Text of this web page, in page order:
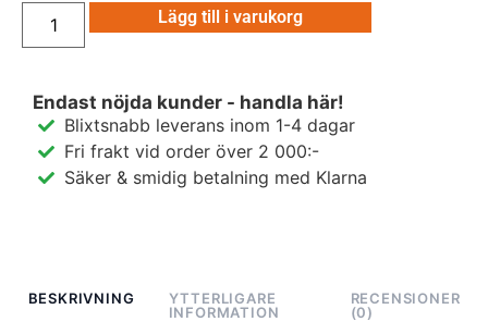
Lägg till i varukorg
Endast nöjda kunder - handla här!
Blixtsnabb leverans inom 1-4 dagar
Fri frakt vid order över 2 000:-
Säker & smidig betalning med Klarna
BESKRIVNING
YTTERLIGARE
INFORMATION
RECENSIONER
(0)